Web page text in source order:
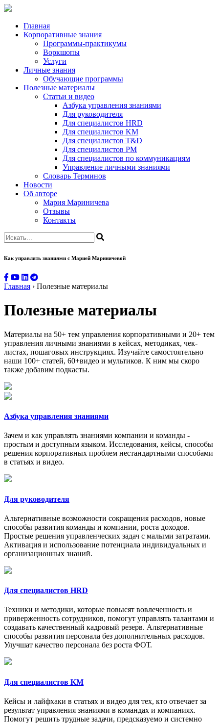
Главная
Корпоративные знания
Программы-практикумы
Воркшопы
Услуги
Личные знания
Обучающие программы
Полезные материалы
Статьи и видео
Азбука управления знаниями
Для руководителя
Для специалистов HRD
Для специалистов KM
Для специалистов T&D
Для специалистов PM
Для специалистов по коммуникациям
Управление личными знаниями
Словарь Терминов
Новости
Об авторе
Мария Мариничева
Отзывы
Контакты
Как управлять знаниями с Марией Мариничевой
Главная › Полезные материалы
Полезные материалы
Материалы на 50+ тем управления корпоративными и 20+ тем
управления личными знаниями в кейсах, методиках, чек-
листах, пошаговых инструкциях. Изучайте самостоятельно
наши 100+ статей, 60+видео и мультиков. К ним мы скоро
также добавим подкасты.
Азбука управления знаниями
Зачем и как управлять знаниями компании и команды -
простым и доступным языком. Исследования, кейсы, способы
решения корпоративных проблем нестандартными способами
в статьях и видео.
Для руководителя
Альтернативные возможности сокращения расходов, новые
способы развития команды и компании, роста доходов.
Простые решения управленческих задач с малыми затратами.
Активация и использование потенциала индивидуальных и
организационных знаний.
Для специалистов HRD
Техники и методики, которые повысят вовлеченность и
приверженность сотрудников, помогут управлять талантами и
создавать качественный кадровый резерв. Альтернативные
способы развития персонала без дополнительных расходов.
Улучшат качество персонала без роста ФОТ.
Для специалистов KM
Кейсы и лайфхаки в статьях и видео для тех, кто отвечает за
результат управления знаниями в командах и компаниях.
Помогут решить трудные задачи, предсказуемо и системно